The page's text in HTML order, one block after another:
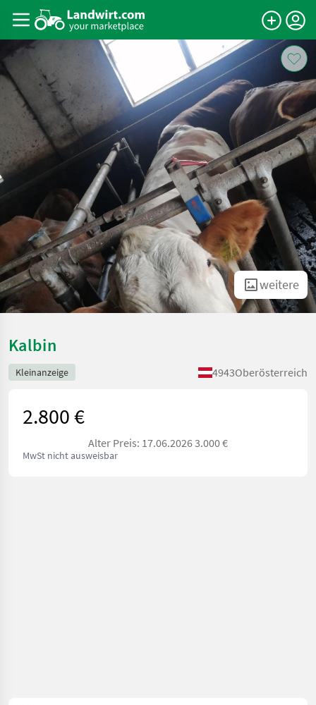
weitere
Kalbin
Kleinanzeige 4943Oberösterreich
2.800 €
Alter Preis: 17.06.2026 3.000 €
MwSt nicht ausweisbar